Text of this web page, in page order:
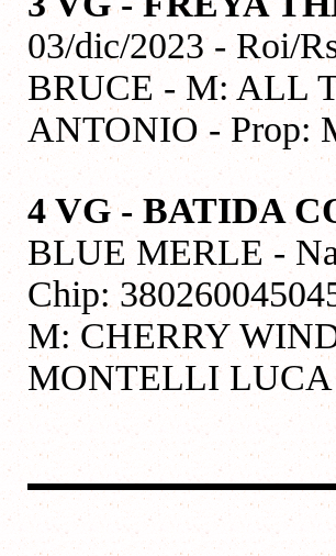
03/dic/2023 - Roi/
BRUCE - M: ALL
ANTONIO - Prop:
4 VG - BATIDA
BLUE MERLE -
Chip:
M: CHERRY
MONTELLI LUCA